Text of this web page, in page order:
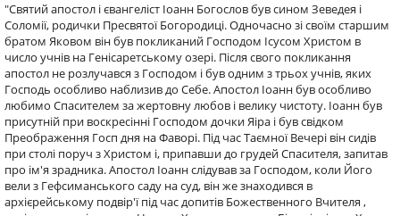
"Святий апостол і євангеліст Іоанн Богослов був сином Зеведея і
Соломії, родички Пресвятої Богородиці. Одночасно зі своїм старшим
братом Яковом він був покликаний Господом Ісусом Христом в
число учнів на Генісаретському озері. Після свого покликання
апостол не розлучався з Господом і був одним з трьох учнів, яких
Господь особливо наблизив до Себе. Апостол Іоанн був особливо
любимо Спасителем за жертовну любов і велику чистоту. Іоанн був
присутній при воскресінні Господом дочки Яіра і був свідком
Преображення Госп дня на Фаворі. Під час Таємної Вечері він сидів
при столі поруч з Христом і, припавши до грудей Спасителя, запитав
про ім'я зрадника. Апостол Іоанн слідував за Господом, коли Його
вели з Гефсиманського саду на суд, він же знаходився в
архієрейському подвір'ї під час допитів Божественного Вчителя ,